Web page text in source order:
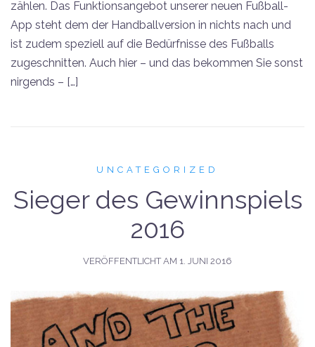
zählen. Das Funktionsangebot unserer neuen Fußball-
App steht dem der Handballversion in nichts nach und
ist zudem speziell auf die Bedürfnisse des Fußballs
zugeschnitten. Auch hier – und das bekommen Sie sonst
nirgends – […]
UNCATEGORIZED
Sieger des Gewinnspiels
2016
VERÖFFENTLICHT AM 1. JUNI 2016